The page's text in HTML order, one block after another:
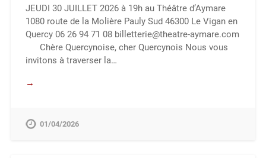
JEUDI 30 JUILLET 2026 à 19h au Théâtre d’Aymare
1080 route de la Molière Pauly Sud 46300 Le Vigan en
Quercy ​06 26 94 71 08 billetterie@theatre-aymare.com
Chère Quercynoise, cher Quercynois Nous vous
invitons à traverser la…
→
01/04/2026